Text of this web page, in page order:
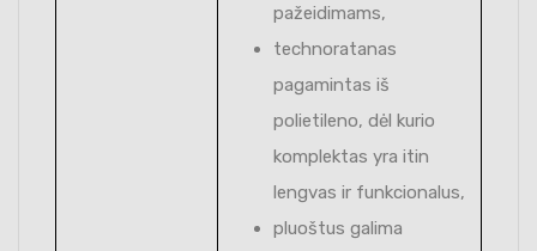
pažeidimams,
technoratanas
pagamintas iš
polietileno, dėl kurio
komplektas yra itin
lengvas ir funkcionalus,
pluoštus galima